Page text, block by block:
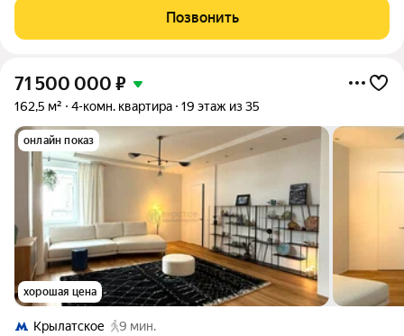
города рекой и природным
Позвонить
71 500 000 ₽
162,5 м² 4-комн. квартира 19 этаж из 35
онлайн показ
хорошая цена
Крылатское
9 мин.